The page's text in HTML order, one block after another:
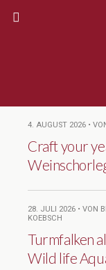
4. AUGUST 2026 •
Craft your
28. JULI 2026 • VON
KOEBSCH
Turmfalken
Wild life